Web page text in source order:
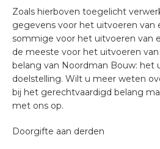
Zoals hierboven toegelicht
gegevens voor het uitvoeren van
sommige voor het uitvoeren van
de meeste voor het uitvoeren
belang van Noordman Bouw: het
doelstelling. Wilt u meer weten
bij het gerechtvaardigd belang
met ons op.
Doorgifte aan derden